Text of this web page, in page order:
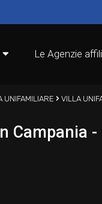
Le Agenzie
UNIFAMILIARE › VILLA
Campania